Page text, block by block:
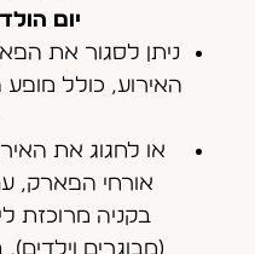
יום
ניתן לסגור את
האירוע, כולל
או לחגוג את
אורחי הפארק,